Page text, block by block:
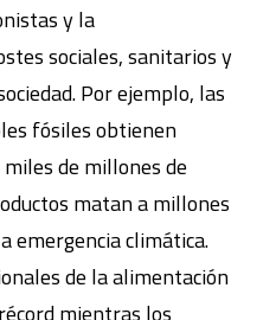
y la
sociales, sanitarios y
Por ejemplo, las
fósiles obtienen
de millones de
matan a millones
emergencia climática.
de la alimentación
mientras los